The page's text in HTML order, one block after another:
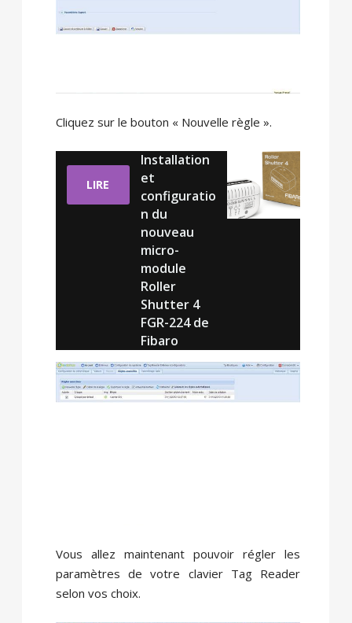
Cliquez sur le bouton « Nouvelle règle ».
LIRE
Installation
et
configuratio
n du
nouveau
micro-
module
Roller
Shutter 4
FGR-224 de
Fibaro
Vous allez maintenant pouvoir régler les
paramètres de votre clavier Tag Reader
selon vos choix.